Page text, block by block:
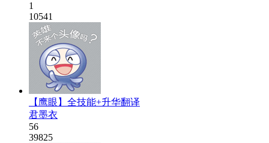
1
10541
【鹰眼】全技能+升华翻译
君墨衣
56
39825